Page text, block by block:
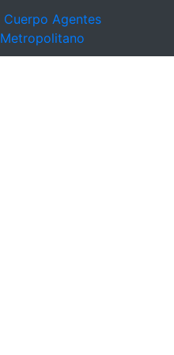
Cuerpo Agentes
Metropolitano